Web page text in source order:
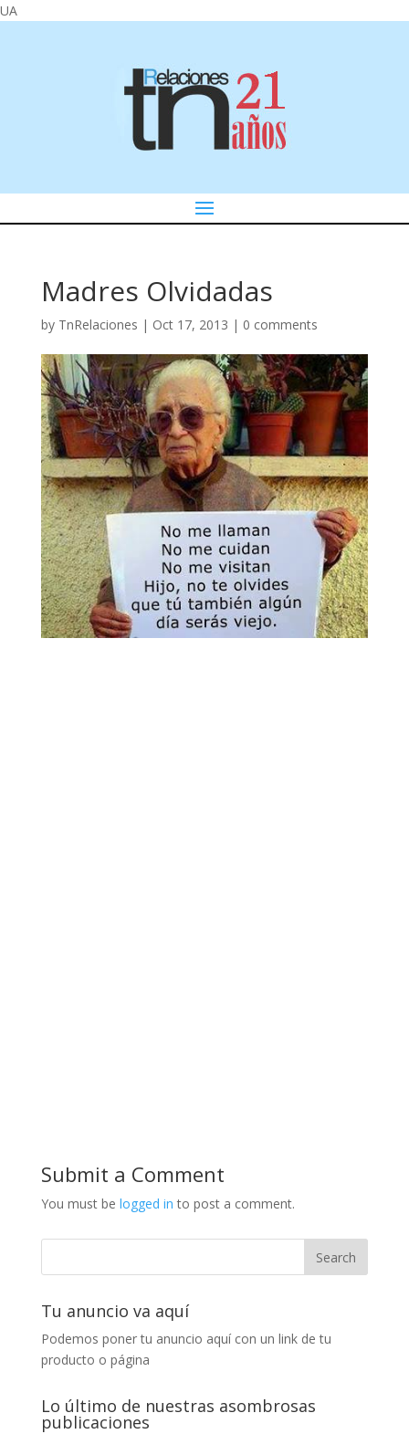
UA
Madres Olvidadas
by TnRelaciones | Oct 17, 2013 | 0 comments
Submit a Comment
You must be logged in to post a comment.
Tu anuncio va aquí
Podemos poner tu anuncio aquí con un link de tu
producto o página
Lo último de nuestras asombrosas
publicaciones